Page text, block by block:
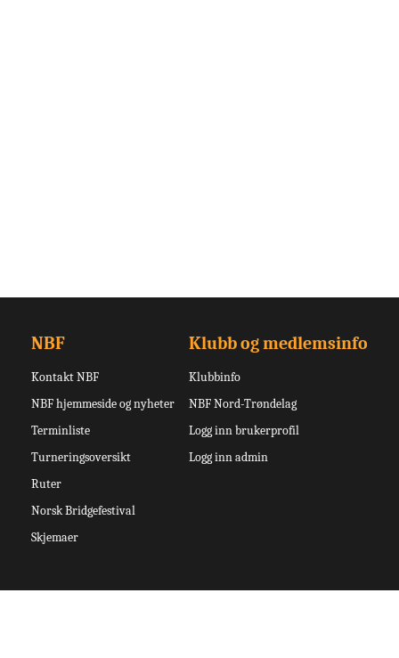
NBF
Kontakt NBF
NBF hjemmeside og nyheter
Terminliste
Turneringsoversikt
Ruter
Norsk Bridgefestival
Skjemaer
Klubb og medlemsinfo
Klubbinfo
NBF Nord-Trøndelag
Logg inn brukerprofil
Logg inn admin